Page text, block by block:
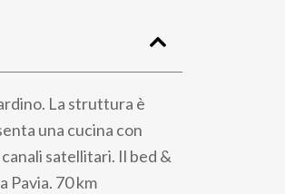
La struttura è
una cucina con
satellitari. Il bed &
Pavia. 70 km